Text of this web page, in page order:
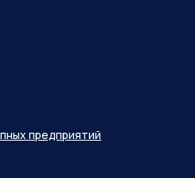
предприятий